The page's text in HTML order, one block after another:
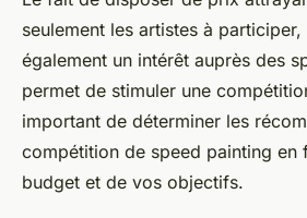
seulement les artistes à
également un intérêt auprès des
permet de stimuler une
important de déterminer les
compétition de speed painting en
budget et de vos objectifs.